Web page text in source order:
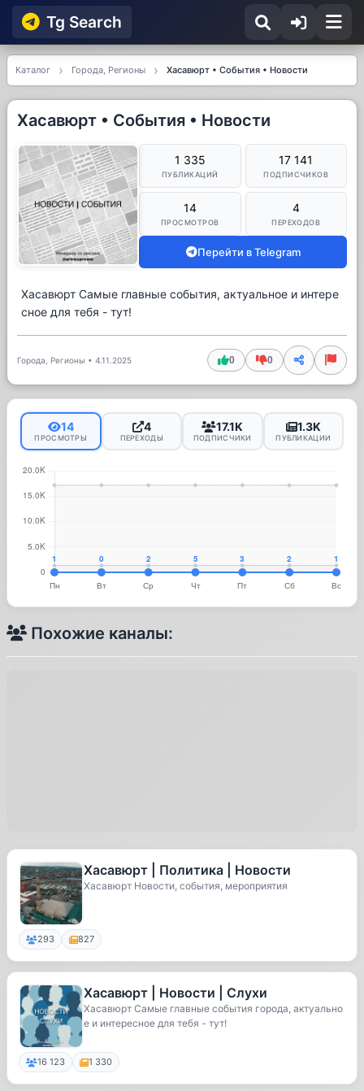
Tg Searсh
Каталог Города, Регионы Хасавюрт • События • Новости
Хасавюрт • События • Новости
1 335
ПУБЛИКАЦИЙ
17 141
ПОДПИСЧИКОВ
14
ПРОСМОТРОВ
4
ПЕРЕХОДОВ
Перейти в Telegram
Хасавюрт Самые главные события, актуальное и интере
сное для тебя - тут!
Города, Регионы • 4.11.2025 0 0
14
ПРОСМОТРЫ
4
ПЕРЕХОДЫ
17.1K
ПОДПИСЧИКИ
1.3K
ПУБЛИКАЦИИ
Похожие каналы:
Хасавюрт | Политика | Новости
Хасавюрт Новости, события, мероприятия
293 827
Хасавюрт | Новости | Слухи
Хасавюрт Самые главные события города, актуально
е и интересное для тебя - тут!
16 123 1 330